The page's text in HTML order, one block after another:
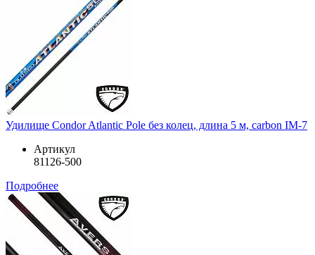
Удилище Condor Atlantic Pole без колец, длина 5 м, carbon IM-7
Артикул
81126-500
Подробнее